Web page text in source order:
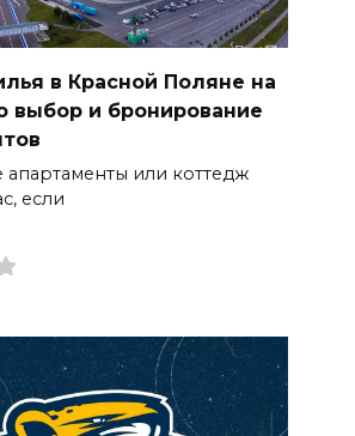
в Красной Поляне на
выбор и бронирование
или коттедж
если